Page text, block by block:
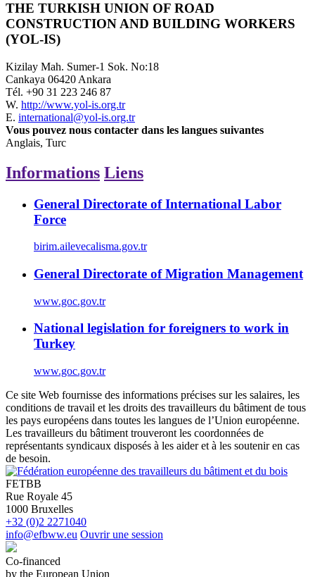
THE TURKISH UNION OF ROAD
CONSTRUCTION AND BUILDING WORKERS
(YOL-IS)
Kizilay Mah. Sumer-1 Sok. No:18
Cankaya 06420 Ankara
Tél. +90 31 223 246 87
W. http://www.yol-is.org.tr
E. international@yol-is.org.tr
Vous pouvez nous contacter dans les langues suivantes
Anglais, Turc
Informations Liens
General Directorate of International Labor
Force
birim.ailevecalisma.gov.tr
General Directorate of Migration Management
www.goc.gov.tr
National legislation for foreigners to work in
Turkey
www.goc.gov.tr
Ce site Web fournisse des informations précises sur les salaires, les
conditions de travail et les droits des travailleurs du bâtiment de tous
les pays européens dans toutes les langues de l’Union européenne.
Les travailleurs du bâtiment trouveront les coordonnées de
représentants syndicaux disposés à les aider et à les soutenir en cas
de besoin.
FETBB
Rue Royale 45
1000 Bruxelles
+32 (0)2 2271040
info@efbww.eu Ouvrir une session
Co-financed
by the European Union